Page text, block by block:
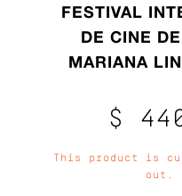
FESTIVAL
DE CINE
MARIANA
$
This product is
out.